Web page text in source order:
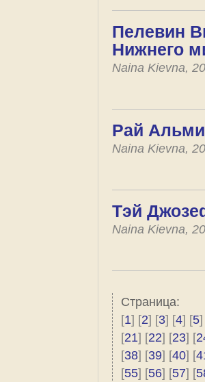
Пелевин
Нижнего
Naina Kievna,
Рай
Naina Kievna,
Тэй
Naina Kievna,
Страница:
[1] [2] [3] [4] [5]
[21] [22] [23] [
[38] [39] [40] [
[55] [56] [57] [